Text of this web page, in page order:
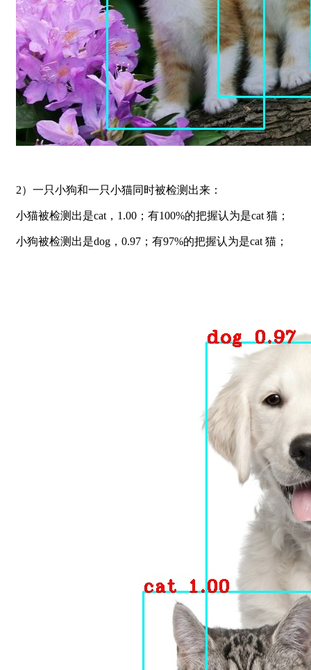
2）一只小狗和一只小猫同时被检测出来：
小猫被检测出是cat，1.00；有100%的把握认为是cat 猫；
小狗被检测出是dog，0.97；有97%的把握认为是cat 猫；